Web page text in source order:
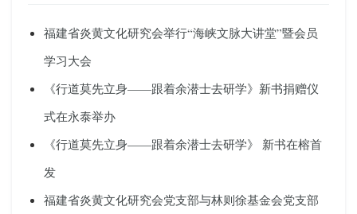
福建省炎黄文化研究会举行“海峡文脉大讲堂”暨会员
学习大会
《行道莫先立身——跟着余潜士去研学》新书捐赠仪
式在永泰举办
《行道莫先立身——跟着余潜士去研学》 新书在榕首
发
福建省炎黄文化研究会党支部与林则徐基金会党支部